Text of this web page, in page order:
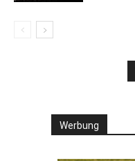
Werbung